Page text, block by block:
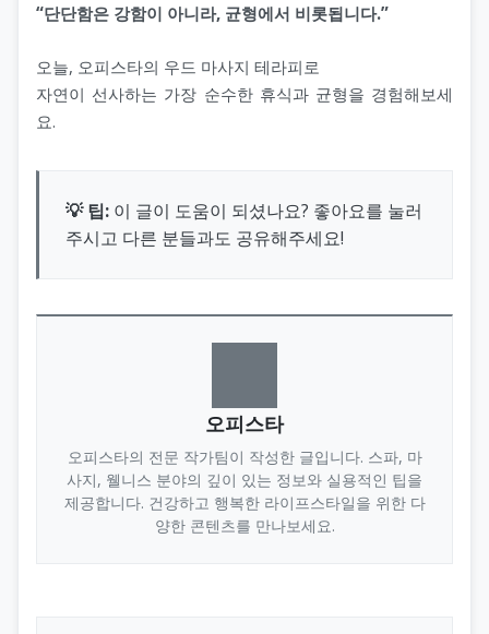
“단단함은 강함이 아니라, 균형에서 비롯됩니다.”
오늘, 오피스타의 우드 마사지 테라피로
자연이 선사하는 가장 순수한 휴식과 균형을 경험해보세
요.
💡 팁: 이 글이 도움이 되셨나요? 좋아요를 눌러
주시고 다른 분들과도 공유해주세요!
오피스타
오피스타의 전문 작가팀이 작성한 글입니다. 스파, 마
사지, 웰니스 분야의 깊이 있는 정보와 실용적인 팁을
제공합니다. 건강하고 행복한 라이프스타일을 위한 다
양한 콘텐츠를 만나보세요.